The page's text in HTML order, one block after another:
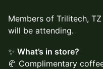
Members of Trilitech,
will be attending.
✨ What’s in store?
🥐 Complimentary